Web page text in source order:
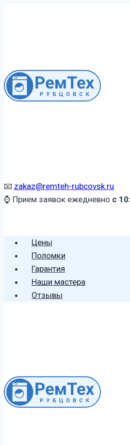
📧 zakaz@remteh-rubcovsk.ru
⌚ Прием заявок ежедневно с
Цены
Поломки
Гарантия
Наши мастера
Отзывы